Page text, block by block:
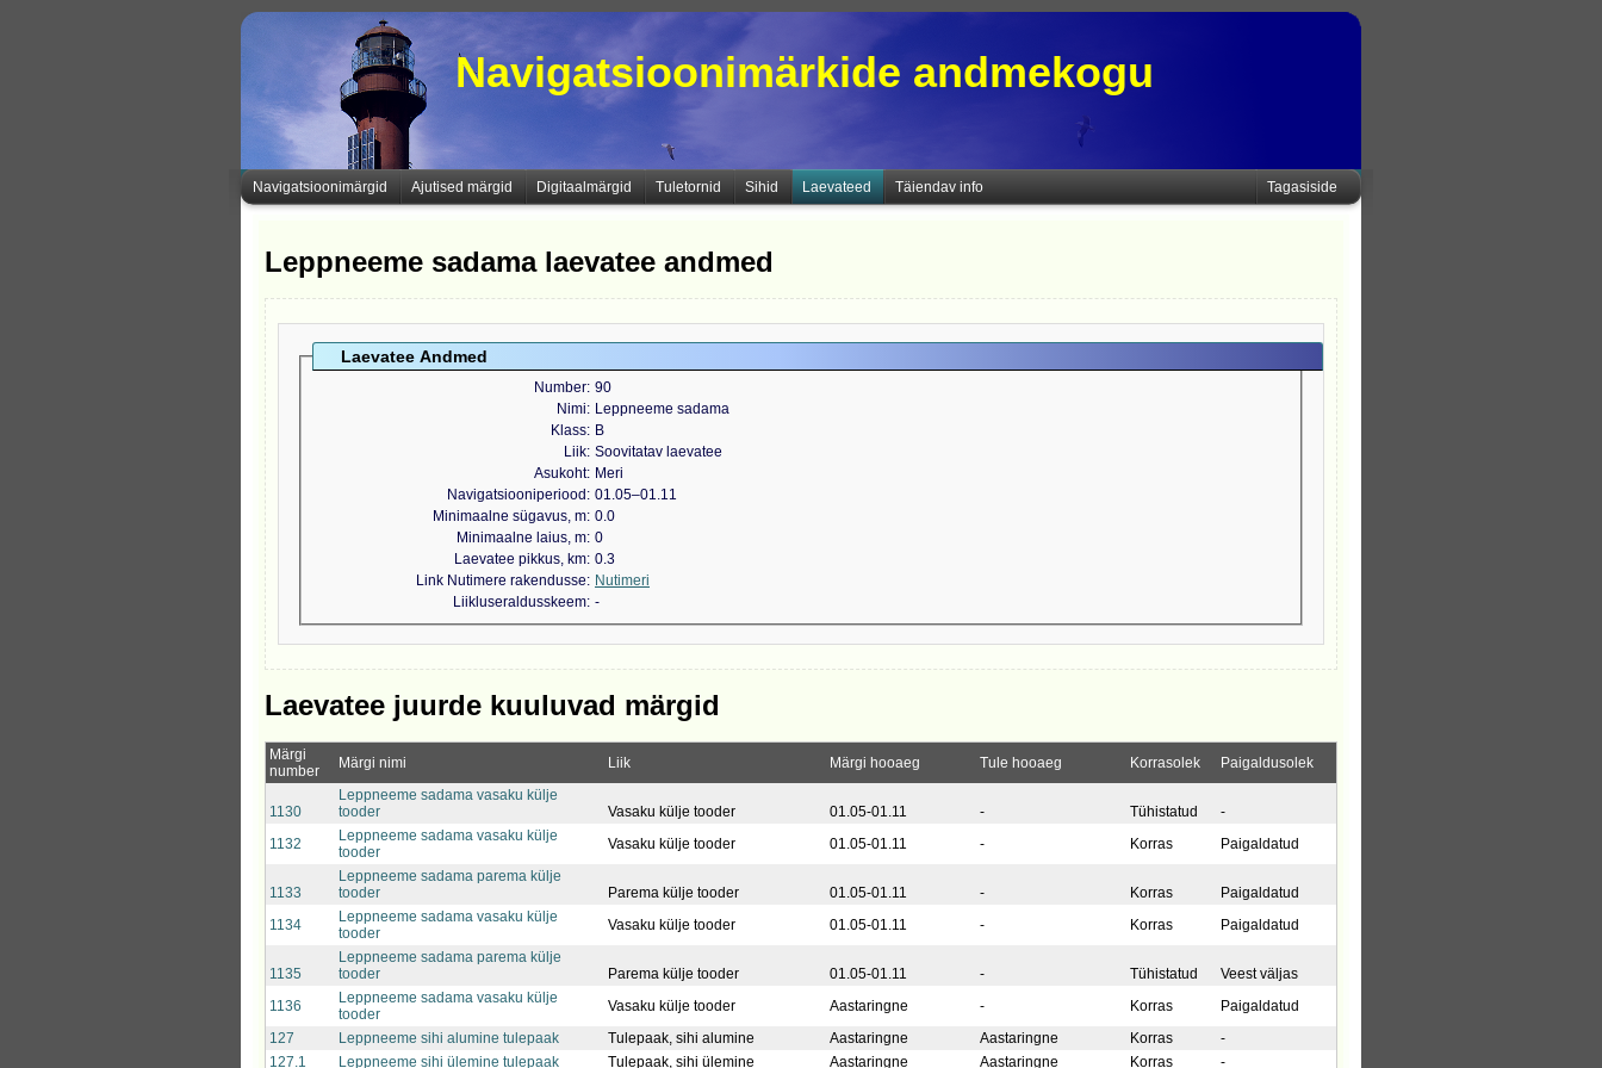
Navigatsioonimärkide andmekogu
Navigatsioonimärgid Ajutised märgid Digitaalmärgid Tuletornid Sihid Laevateed Täiendav info Tagasiside
Leppneeme sadama laevatee andmed
Laevatee Andmed
Number 90
Nimi
Leppneeme sadama
Klass
B
Liik Soovitatav laevatee
Asukoht
Meri
Navigatsiooniperiood
01.05‒01.11
Minimaalne sügavus, m 0.0
Minimaalne laius, m 0
Laevatee pikkus, km 0.3
Link Nutimere rakendusse
Nutimeri
Liikluseraldusskeem -
Laevatee juurde kuuluvad märgid
Märgi
number
Märgi nimi Liik Märgi hooaeg Tule hooaeg Korrasolek Paigaldusolek
1130
Leppneeme sadama vasaku külje
tooder
Vasaku külje tooder 01.05-01.11 - Tühistatud
-
1132
Leppneeme sadama vasaku külje
tooder
Vasaku külje tooder 01.05-01.11 - Korras Paigaldatud
1133
Leppneeme sadama parema külje
tooder
Parema külje tooder 01.05-01.11 - Korras
Paigaldatud
1134
Leppneeme sadama vasaku külje
tooder
Vasaku külje tooder 01.05-01.11 - Korras Paigaldatud
1135
Leppneeme sadama parema külje
tooder
Parema külje tooder 01.05-01.11 - Tühistatud
Veest väljas
1136
Leppneeme sadama vasaku külje
tooder
Vasaku külje tooder Aastaringne - Korras
Paigaldatud
127
Leppneeme sihi alumine tulepaak Tulepaak, sihi alumine Aastaringne Aastaringne Korras
-
127.1
Leppneeme sihi ülemine tulepaak Tulepaak, sihi ülemine Aastaringne Aastaringne Korras -